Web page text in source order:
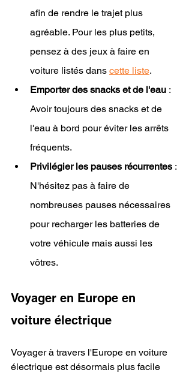
afin de rendre le trajet plus
agréable. Pour les plus petits,
pensez à des jeux à faire en
voiture listés dans cette liste.
Emporter des snacks et de l'eau :
Avoir toujours des snacks et de
l'eau à bord pour éviter les arrêts
fréquents.
Privilégier les pauses récurrentes :
N'hésitez pas à faire de
nombreuses pauses nécessaires
pour recharger les batteries de
votre véhicule mais aussi les
vôtres.
Voyager en Europe en
voiture électrique
Voyager à travers l'Europe en voiture
électrique est désormais plus facile